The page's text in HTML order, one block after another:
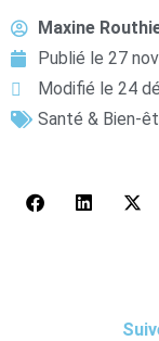
Maxine
Publié le 27
Modifié le 24
Santé & Bien-